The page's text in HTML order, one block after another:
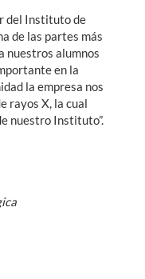
del Instituto de
de las partes más
nuestros alumnos
en la
la empresa nos
rayos X, la cual
nuestro Instituto”.